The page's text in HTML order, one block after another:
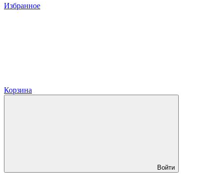
Избранное
Корзина
Войти